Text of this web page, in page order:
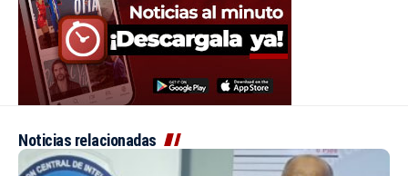
Noticias relacionadas